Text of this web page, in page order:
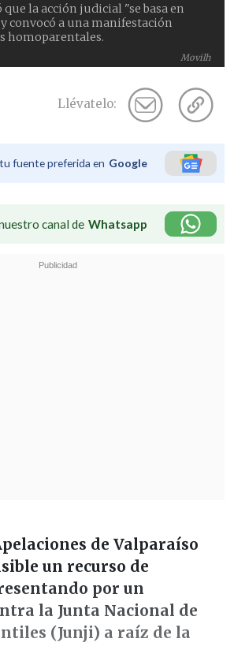
Movilh
la acción judicial "se basa en
convocó a una manifestación
homoparentales.
Llévatelo:
fuente preferida en Google
canal de Whatsapp
de Valparaíso
un recurso de
por un
la Junta Nacional de
(Junji) a raíz de la